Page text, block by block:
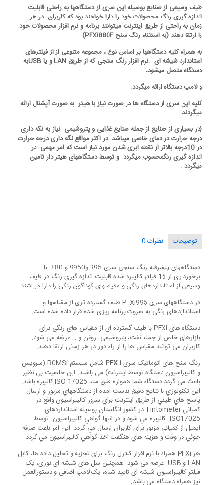
طیف وسیعی از صنایع بوسیله این سری از دستگاهها به راحتی قابلیت
اندازه گیری رنگ محصولات خود را دارا خواهند بود که کاربران در هر
زمان به راحتی از طریق اینترنت میتوانند برنامه و نرم افزار محصولات خود
را ارتقا دهند (به استثناء رنگ سنج PFXi880F)
به همراه کلیه دستگاهها بر اساس نوع ، مجموعه متنوعی از از فیلترهای
استاندارد شیشه ای .نرم افزار رنگ سنجی که از طریق LAN و یا USBبه
دستگاه متصل میشود،
و لامپ دستگاه ارائه میگردد.
کلیه این سری از دستگاه ها در صورت نیاز با هیتر به صورت آپشنال ارائه
میگردند
(در بسیاری از صنایع از جمله صنایع غذایی و پتروشیمی نیاز به نگه داری
درجه حرارت در دمای خاصی میباشد در اکثر مواقع نگه داری درجه حرارت
در 10درجه بالاتر از نقطه ابری شدن مورد نیاز است که امر مهمی در
اندازه گیری رنگمحسوب میگردد و توسط دستگاههای هیتر دار تامین
میگردد .
توضیحات نظرات 0
دستگاههای پیشرفته رنگ سنجی سری 995 و9950 و 880 با
برخورداری از 16 فیلتر کالیبره شده قابلیت اندازه گیری رنگ در طیف
وسیعی از استانداردهای رنگی و مقیاسهای گوناگون رنگی را دارا میباشند
در دستگاههای سری PFXi995 طیف گسترده تری از مقیاسها و
استانداردهای رنگی به صروت برنامه ریزی شده قرار داده شده است.
دستگاه های PFXi با طیف گسترده ای از مقیاس های رنگی برای
بازارهای خاص از جمله نفت، پتروشیمی، روغن و … عرضه می شود.
کاربران می توانند مقیاس ها را از راه دور در هر زمانی ارتقا دهند.
رنگ سنج های اتوماتیک سریPFX i
شامل سیستم RCMSi (سرویس
و کالیبراسیون دستگاه توسط اینترنت) می باشند. این خاصیت بی نظیر
باعث می گردد دستگاه شما همواره طبق متد ISO 17025 کالیبره باشد.
اين تکنولوژي با نتايج دقيق بدست آمده از دستگاههاي مزبور و ارسال
پاسخ هاي طيفي از طريق اينترنت براي سرور کاليبراسيون واقع در
کمپاني Tintometer در کشور انگلستان بوسيله استانداردهاي
ISO17025 کاليبره مي شود و در انتها گواهي کاليبراسيون توسط
ايميل از کمپاني مزبور براي کاربران ارسال مي گردد. اين امر باعث صرفه
جوئي در وقت و هزينه هاي هنگفت اخذ گواهي کاليبراسيون مي گردد.
هر PFXi همراه با نرم افزار کنترل رنگ برای تجزیه و تحلیل داده ها، کابل
LAN و USB عرضه می شود. همچنین سل های شیشه ای نوری، یک
فیلتر کالیبراسیون شیشه ای تایید شده، یک لامپ اضافی و دستورالعمل
نیز همراه دستگاه می باشد.